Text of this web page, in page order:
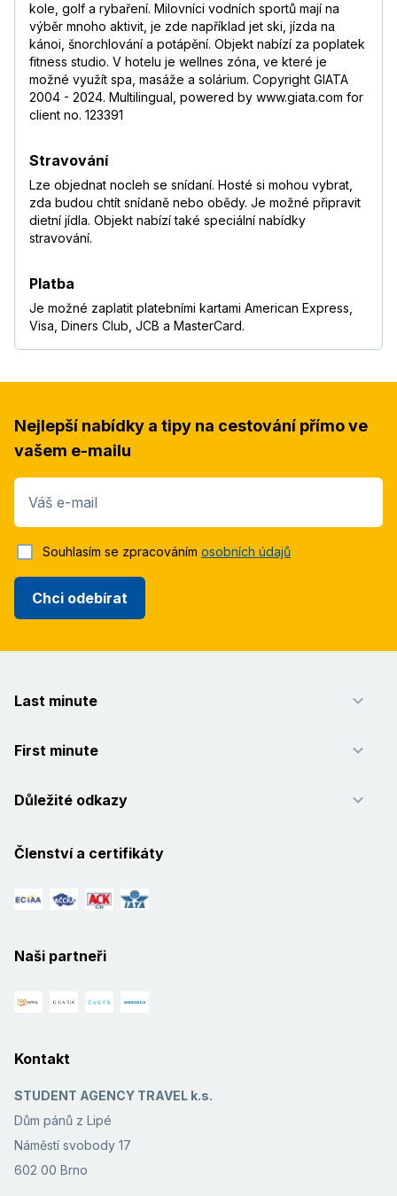
kole, golf a rybaření. Milovníci vodních sportů mají na
výběr mnoho aktivit, je zde například jet ski, jízda na
kánoi, šnorchlování a potápění. Objekt nabízí za poplatek
fitness studio. V hotelu je wellnes zóna, ve které je
možné využít spa, masáže a solárium. Copyright GIATA
2004 - 2024. Multilingual, powered by www.giata.com for
client no. 123391
Stravování
Lze objednat nocleh se snídaní. Hosté si mohou vybrat,
zda budou chtít snídaně nebo obědy. Je možné připravit
dietní jídla. Objekt nabízí také speciální nabídky
stravování.
Platba
Je možné zaplatit platebními kartami American Express,
Visa, Diners Club, JCB a MasterCard.
Nejlepší nabídky a tipy na cestování přímo ve
vašem e-mailu
Váš e-mail
Chci odebírat
Souhlasím se zpracováním osobních údajů
Last minute
First minute
Důležité odkazy
Členství a certifikáty
Naši partneři
Kontakt
STUDENT AGENCY TRAVEL k.s.
Dům pánů z Lipé
Náměstí svobody 17
602 00 Brno